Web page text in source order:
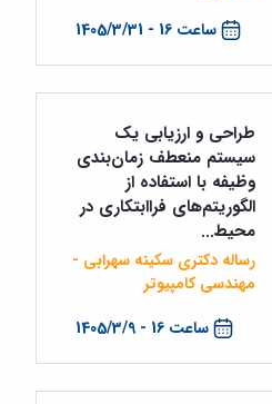
ساعت 16 - 1405/3/31
ساعت 16 - 1405/3/9
طراحی و ارزیابی یک
سیستم منعطف زمان‌بندی
وظیفه با استفاده از
الگوریتم‌های فراابتکاری در
محیط...
رساله دکتری سکینه سهرابی -
مهندسی کامپیوتر